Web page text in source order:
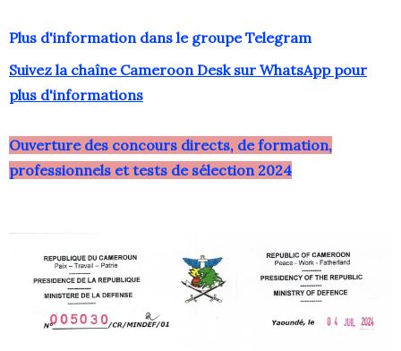
Plus d'information dans le groupe Telegram
Suivez la chaîne Cameroon Desk sur WhatsApp pour
plus d'informations
Ouverture des concours directs, de formation,
professionnels et tests de sélection 2024